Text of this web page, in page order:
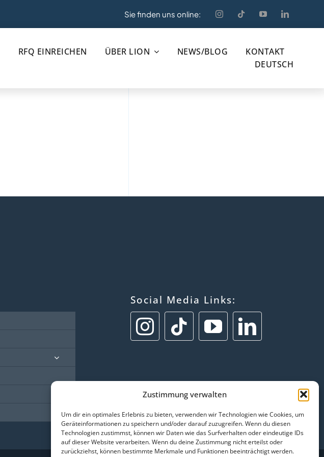
Zustimmung verwalten
Um dir ein optimales Erlebnis zu bieten, verwenden wir Technologien wie Cookies, um
Geräteinformationen zu speichern und/oder darauf zuzugreifen. Wenn du diesen
Technologien zustimmst, können wir Daten wie das Surfverhalten oder eindeutige IDs
auf dieser Website verarbeiten. Wenn du deine Zustimmung nicht erteilst oder
zurückziehst, können bestimmte Merkmale und Funktionen beeinträchtigt werden.
Sie finden uns online:
RFQ EINREICHEN ÜBER LION NEWS/BLOG
KONTAKT
DEUTSCH
Social Media Links: